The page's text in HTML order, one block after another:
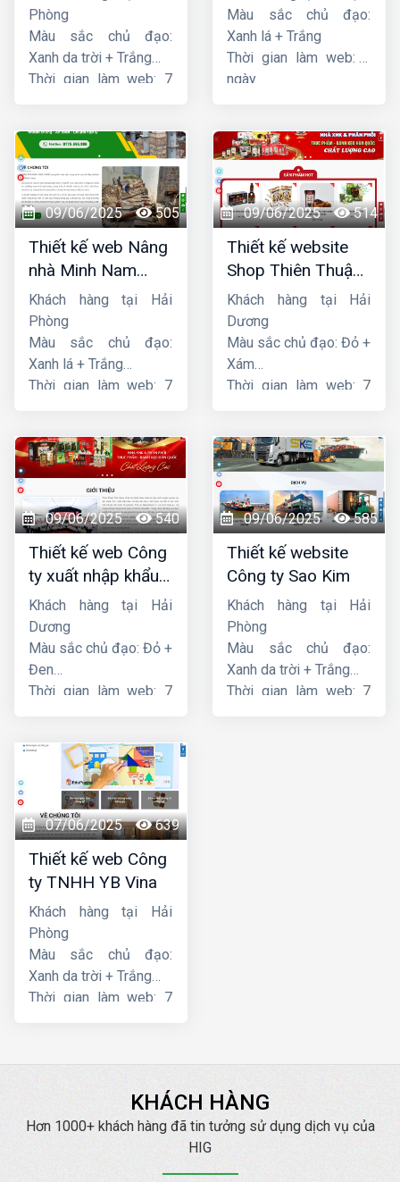
Phòng
Màu sắc chủ đạo:
Xanh da trời + Trắng
Thời gian làm web: 7
Màu sắc chủ đạo:
Xanh lá + Trắng
Thời gian làm web: 7
ngày
09/06/2025 505
Thiết kế web Nâng
nhà Minh Nam
Hoàng
Khách hàng tại Hải
Phòng
Màu sắc chủ đạo:
Xanh lá + Trắng
Thời gian làm web: 7
09/06/2025 514
Thiết kế website
Shop Thiên Thuận
Phát
Khách hàng tại Hải
Dương
Màu sắc chủ đạo: Đỏ +
Xám
Thời gian làm web: 7
09/06/2025 540
Thiết kế web Công
ty xuất nhập khẩu
Thiên Thuận Phát
Khách hàng tại Hải
Dương
Màu sắc chủ đạo: Đỏ +
Đen
Thời gian làm web: 7
09/06/2025 585
Thiết kế website
Công ty Sao Kim
Khách hàng tại Hải
Phòng
Màu sắc chủ đạo:
Xanh da trời + Trắng
Thời gian làm web: 7
07/06/2025 639
Thiết kế web Công
ty TNHH YB Vina
Khách hàng tại Hải
Phòng
Màu sắc chủ đạo:
Xanh da trời + Trắng
Thời gian làm web: 7
KHÁCH HÀNG
Hơn 1000+ khách hàng đã tin tưởng sử dụng dịch vụ của
HIG